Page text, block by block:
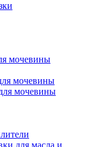
мочевины
мочевины
мочевины